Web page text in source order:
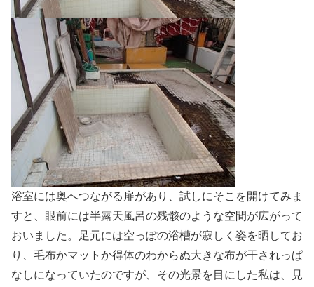
浴室には奥へつながる扉があり、試しにそこを開けてみま
すと、眼前には半露天風呂の残骸のような空間が広がって
おいました。足元には空っぽの浴槽が寂しく姿を晒してお
り、毛布かマットか得体のわからぬ大きな布が干されっぱ
なしになっていたのですが、その光景を目にした私は、見